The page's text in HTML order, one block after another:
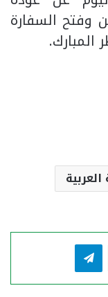
وفتح السفارة
واتساب